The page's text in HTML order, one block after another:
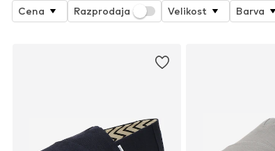
Cena Razprodaja Velikost Barva